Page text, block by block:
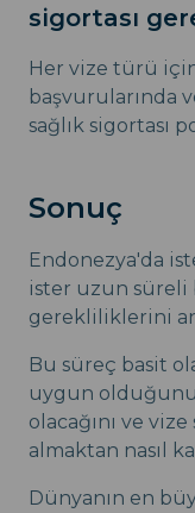
sigortası
Her vize türü
başvurularında
sağlık sigortası
Sonuç
Endonezya'da
ister uzun süreli
gerekliliklerini
Bu süreç basit
uygun
olacağını ve
almaktan nasıl
Dünyanın en